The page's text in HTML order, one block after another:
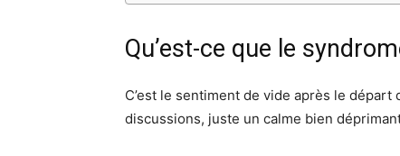
Qu’est-ce que le
C’est le sentiment de vide après le départ
discussions, juste un calme bien